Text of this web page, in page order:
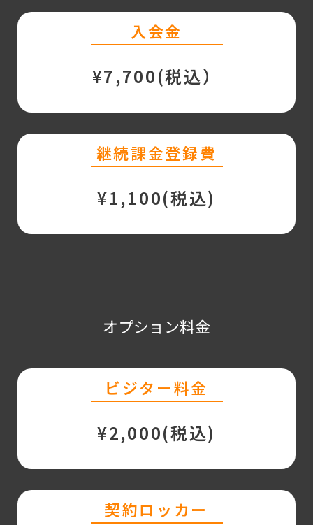
入会金
¥7,700(税込）
継続課金登録費
¥1,100(税込)
オプション料金
ビジター料金
¥2,000(税込)
契約ロッカー